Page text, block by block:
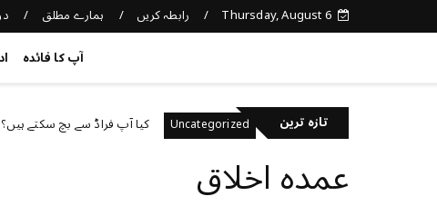
Thursday, August 6 رابطہ کریں ہمارے مطلق
آپ کا فائدہ
تازہ ترینUncategorized کیا آپ فراڈ سے بچ سکتے ہیں؟
عمدہ اخلاق